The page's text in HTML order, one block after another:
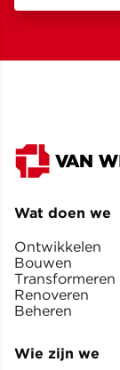
Wat doen we
Ontwikkelen
Bouwen
Transformeren
Renoveren
Beheren
Wie zijn we